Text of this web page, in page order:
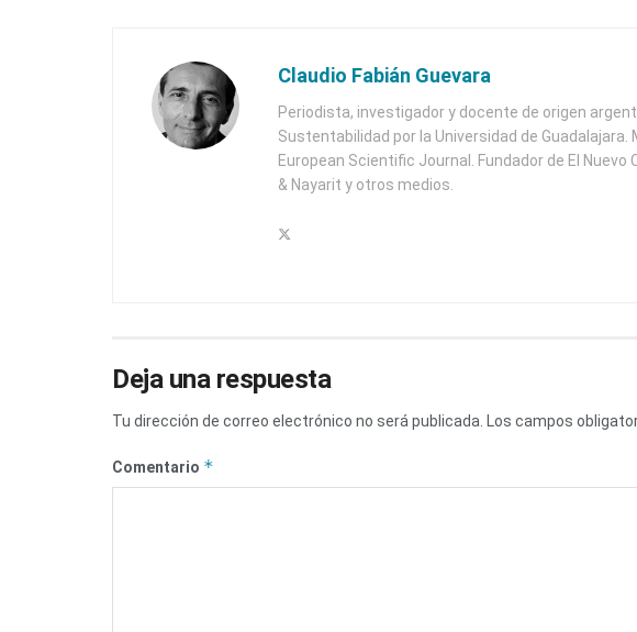
Claudio Fabián Guevara
Periodista, investigador y docente de origen
Sustentabilidad por la Universidad de Guadalajara.
European Scientific Journal. Fundador de El
& Nayarit y otros medios.
Deja una respuesta
Tu dirección de correo electrónico no será publicada. Los campos
Comentario *